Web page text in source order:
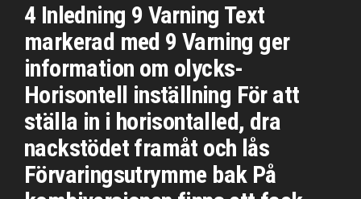
4 Inledning 9 Varning Text
markerad med 9 Varning ger
information om olycks-
Horisontell inställning För att
ställa in i horisontalled, dra
nackstödet framåt och lås
Förvaringsutrymme bak På